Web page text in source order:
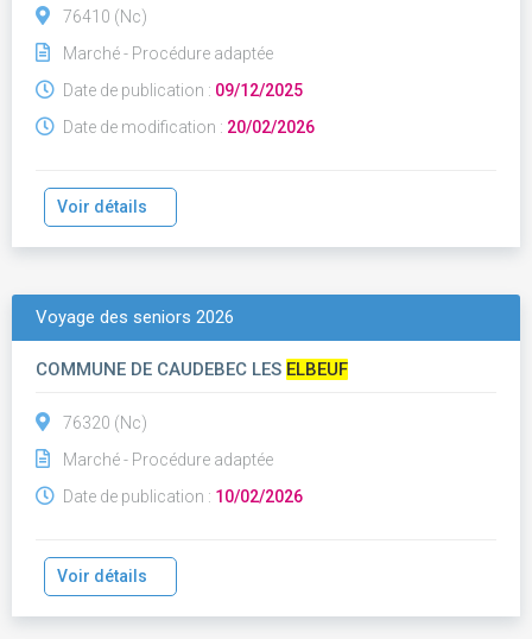
76410 (Nc)
Marché - Procédure adaptée
Date de publication : 09/12/2025
Date de modification : 20/02/2026
Voir détails
Voyage des seniors 2026
COMMUNE DE CAUDEBEC LES ELBEUF
76320 (Nc)
Marché - Procédure adaptée
Date de publication : 10/02/2026
Voir détails